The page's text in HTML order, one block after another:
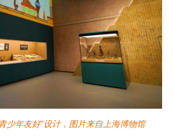
少年友好”设计，图片来自上海博物馆